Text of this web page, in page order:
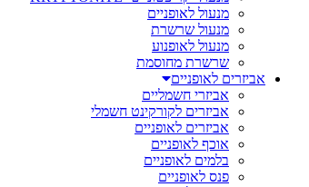
מנעול לאופניים
מנעול שרשרת
מנעול לאופנוע
שרשרת מחוסמת
אביזרים לאופניים
אביזרי חשמליים
אביזרים לקורקינט חשמלי
אביזרים לאופניים
אוכף לאופניים
בלמים לאופניים
פנס לאופניים